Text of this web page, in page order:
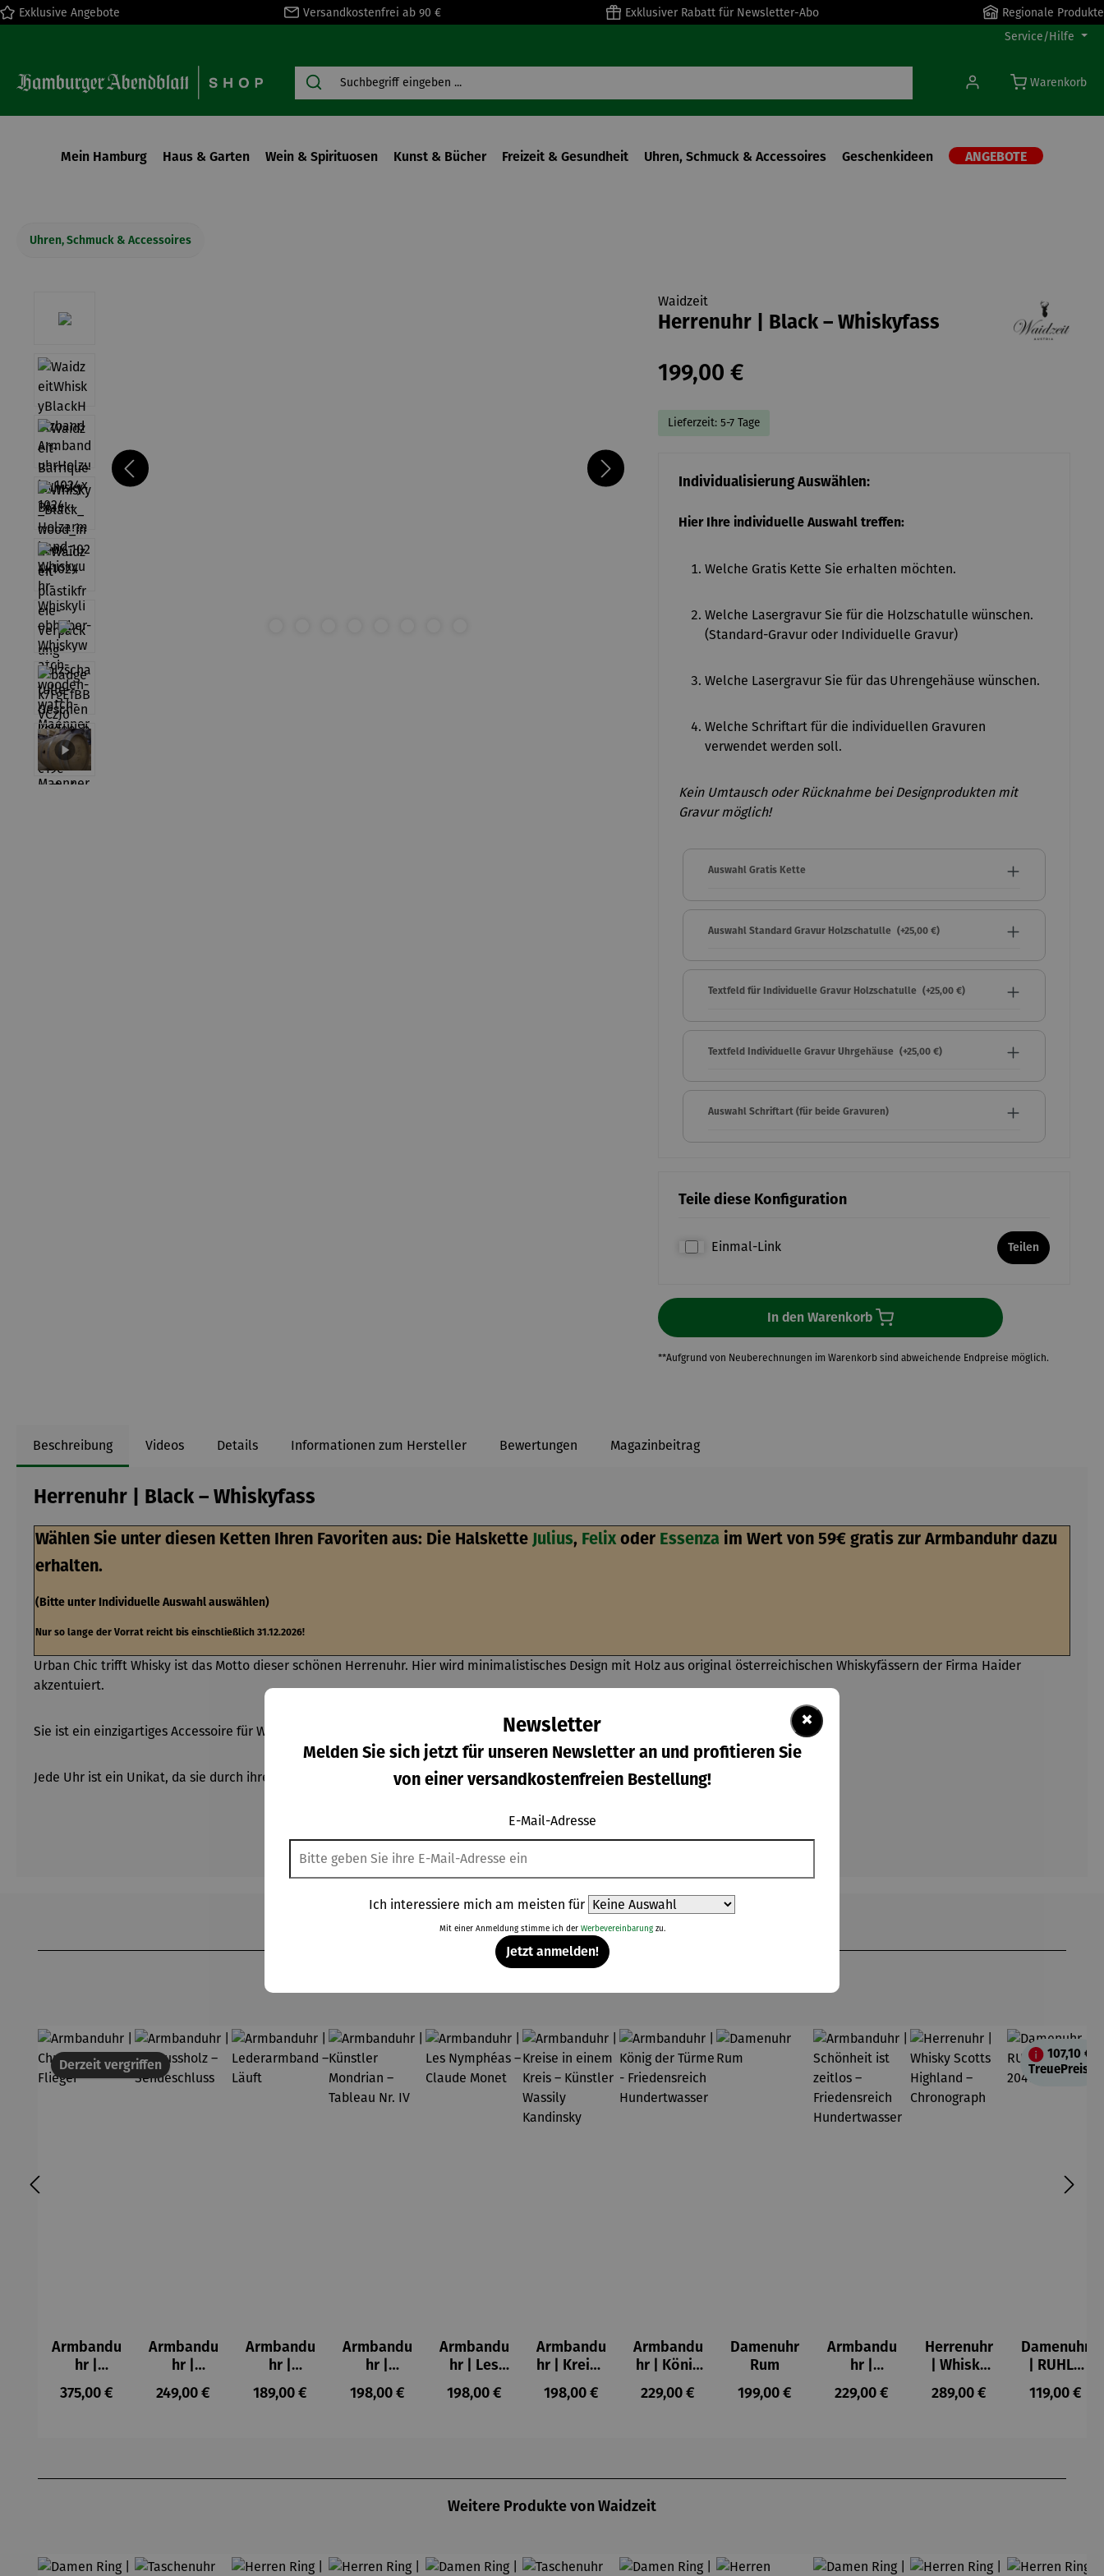
Zur Hauptnavigation springen
Exklusive Angebote Versandkostenfrei ab 90 € Exklusiver Rabatt für Newsletter-Abo
Regionale Produkte
Service/Hilfe
Warenkorb
Mein Hamburg Haus & Garten Wein & Spirituosen Kunst & Bücher Freizeit & Gesundheit Uhren, Schmuck & Accessoires Geschenkideen ANGEBOTE
Uhren, Schmuck & Accessoires
Waidzeit
Herrenuhr | Black – Whiskyfass
199,00 €
Lieferzeit: 5-7 Tage
Individualisierung Auswählen:
Hier Ihre individuelle Auswahl treffen:
Welche Gratis Kette Sie erhalten möchten.
Welche Lasergravur Sie für die Holzschatulle wünschen.
(Standard-Gravur oder Individuelle Gravur)
Welche Lasergravur Sie für das Uhrengehäuse wünschen.
Welche Schriftart für die individuellen Gravuren
verwendet werden soll.
Kein Umtausch oder Rücknahme bei Designprodukten mit
Gravur möglich!
Auswahl Gratis Kette
Auswahl Standard Gravur Holzschatulle (+25,00 €)
Textfeld für Individuelle Gravur Holzschatulle (+25,00 €)
Textfeld Individuelle Gravur Uhrgehäuse (+25,00 €)
Auswahl Schriftart (für beide Gravuren)
Teile diese Konfiguration
Einmal-Link Teilen
In den Warenkorb
**Aufgrund von Neuberechnungen im Warenkorb sind abweichende Endpreise möglich.
Beschreibung Videos Details Informationen zum Hersteller Bewertungen Magazinbeitrag
Herrenuhr | Black – Whiskyfass
Wählen Sie unter diesen Ketten Ihren Favoriten aus: Die Halskette Julius, Felixoder Essenza im Wert von 59€ gratis zur Armbanduhr dazu
erhalten.
(Bitte unter Individuelle Auswahl auswählen)
Nur so lange der Vorrat reicht bis einschließlich 31.12.2026!
Urban Chic trifft Whisky ist das Motto dieser schönen Herrenuhr. Hier wird minimalistisches Design mit Holz aus original österreichischen Whiskyfässern der Firma Haider
akzentuiert.
Sie ist ein einzigartiges Accessoire für Whiskyliebhaber und Männer mit Stil.
Jede Uhr ist ein Unikat, da sie durch ihre individuelle Maserung und ihrer Geschichte zu einem besonderen Stück Natur wird.
Derzeit vergriffen
Armbandu
hr |
Chronogra
ph –
Regulärer Preis:
375,00 €
Armbandu
hr |
Walnussh
olz –
Regulärer Preis:
249,00 €
Armbandu
hr |
Lederarm
band –
Regulärer Preis:
189,00 €
Armbandu
hr |
Künstler
Mondrian
Regulärer Preis:
198,00 €
Armbandu
hr | Les
Nymphéas
– Claude
Regulärer Preis:
198,00 €
Armbandu
hr | Kreise
in einem
Kreis –
Regulärer Preis:
198,00 €
Armbandu
hr | König
der Türme
-
Regulärer Preis:
229,00 €
Damenuhr
Rum
Regulärer Preis:
199,00 €
Armbandu
hr |
Schönheit
ist zeitlos
Regulärer Preis:
229,00 €
Herrenuhr
| Whisky
Scotts
Highland –
Regulärer Preis:
289,00 €
107,10 €
TreuePreis
Damenuhr
| RUHLA
Style
20417-8
Regulärer
119,00 €
Weitere Produkte von Waidzeit
×
Newsletter
Melden Sie sich jetzt für unseren Newsletter an und profitieren Sie
von einer versandkostenfreien Bestellung!
E-Mail-Adresse
Ich interessiere mich am meisten für
Mit einer Anmeldung stimme ich der Werbevereinbarungzu.
Jetzt anmelden!